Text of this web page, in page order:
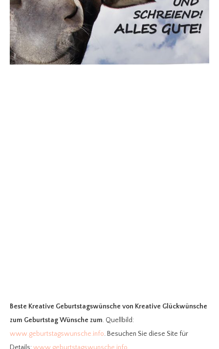
Beste Kreative Geburtstagswünsche von Kreative Glückwünsche
zum Geburtstag Wünsche zum. Quellbild:
www.geburtstagswunsche.info. Besuchen Sie diese Site für
Details:www.geburtstagswunsche.info